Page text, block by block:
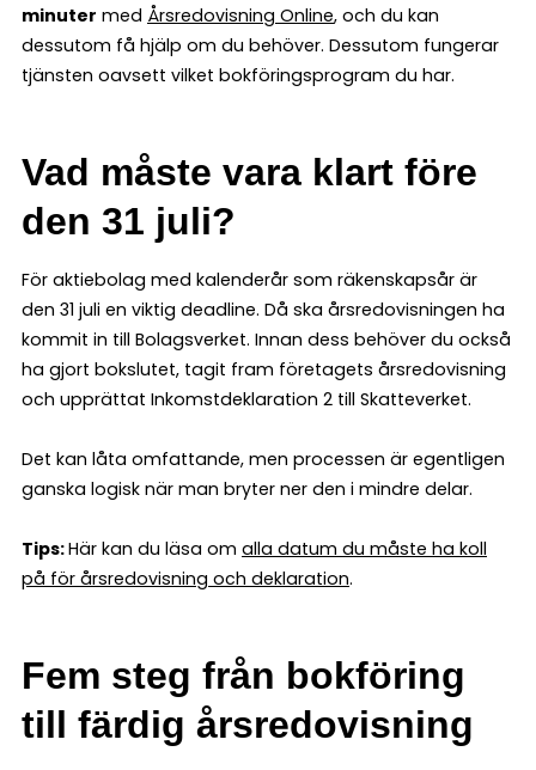
minuter med Årsredovisning Online, och du kan
dessutom få hjälp om du behöver. Dessutom fungerar
tjänsten oavsett vilket bokföringsprogram du har.
Vad måste vara klart före
den 31 juli?
För aktiebolag med kalenderår som räkenskapsår är
den 31 juli en viktig deadline. Då ska årsredovisningen ha
kommit in till Bolagsverket. Innan dess behöver du också
ha gjort bokslutet, tagit fram företagets årsredovisning
och upprättat Inkomstdeklaration 2 till Skatteverket.
Det kan låta omfattande, men processen är egentligen
ganska logisk när man bryter ner den i mindre delar.
Tips:Här kan du läsa om alla datum du måste ha koll
på för årsredovisning och deklaration.
Fem steg från bokföring
till färdig årsredovisning